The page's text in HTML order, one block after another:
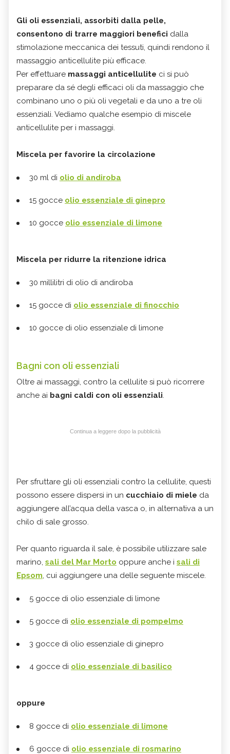
Gli oli essenziali, assorbiti dalla pelle,
consentono di trarre maggiori benefici dalla
stimolazione meccanica dei tessuti, quindi rendono il
massaggio anticellulite più efficace.
Per effettuare massaggi anticellulite ci si può
preparare da sé degli efficaci oli da massaggio che
combinano uno o più oli vegetali e da uno a tre oli
essenziali. Vediamo qualche esempio di miscele
anticellulite per i massaggi.
Miscela per favorire la circolazione
30 ml di olio di andiroba
15 gocce olio essenziale di ginepro
10 gocce olio essenziale di limone
Miscela per ridurre la ritenzione idrica
30 millilitri di olio di andiroba
15 gocce di olio essenziale di finocchio
10 gocce di olio essenziale di limone
Bagni con oli essenziali
Oltre ai massaggi, contro la cellulite si può ricorrere
anche ai bagni caldi con oli essenziali.
Continua a leggere dopo la pubblicità
Per sfruttare gli oli essenziali contro la cellulite, questi
possono essere dispersi in un cucchiaio di miele da
aggiungere all’acqua della vasca o, in alternativa a un
chilo di sale grosso.
Per quanto riguarda il sale, è possibile utilizzare sale
marino, sali del Mar Morto oppure anche i sali di
Epsom, cui aggiungere una delle seguente miscele.
5 gocce di olio essenziale di limone
5 gocce di olio essenziale di pompelmo
3 gocce di olio essenziale di ginepro
4 gocce di olio essenziale di basilico
oppure
8 gocce di olio essenziale di limone
6 gocce di olio essenziale di rosmarino